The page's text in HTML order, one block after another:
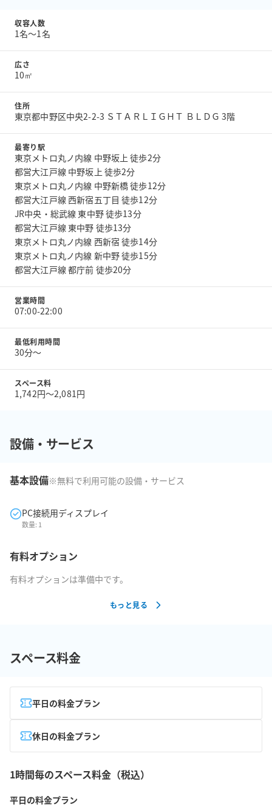
収容人数
1名〜1名
広さ
10㎡
住所
東京都中野区中央2-2-3 ＳＴＡＲＬＩＧＨＴ ＢＬＤＧ 3階
最寄り駅
東京メトロ丸ノ内線 中野坂上 徒歩2分
都営大江戸線 中野坂上 徒歩2分
東京メトロ丸ノ内線 中野新橋 徒歩12分
都営大江戸線 西新宿五丁目 徒歩12分
JR中央・総武線 東中野 徒歩13分
都営大江戸線 東中野 徒歩13分
東京メトロ丸ノ内線 西新宿 徒歩14分
東京メトロ丸ノ内線 新中野 徒歩15分
都営大江戸線 都庁前 徒歩20分
営業時間
07:00-22:00
最低利用時間
30分〜
スペース料
1,742円〜2,081円
設備・サービス
基本設備※無料で利用可能の設備・サービス
PC接続用ディスプレイ
数量: 1
有料オプション
有料オプションは準備中です。
もっと見る
スペース料金
平日の料金プラン
休日の料金プラン
1時間毎のスペース料金（税込）
平日の料金プラン